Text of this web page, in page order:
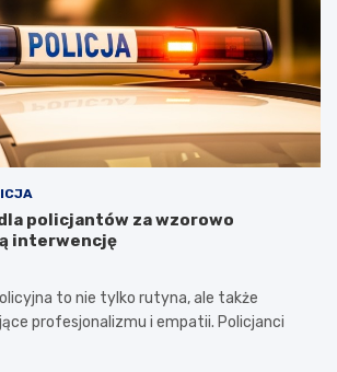
policjantów za wzorowo
interwencję
to nie tylko rutyna, ale także
profesjonalizmu i empatii. Policjanci